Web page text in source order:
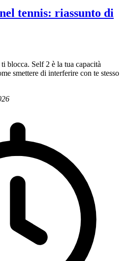
tennis: riassunto di
blocca. Self 2 è la tua capacità
smettere di interferire con te stesso